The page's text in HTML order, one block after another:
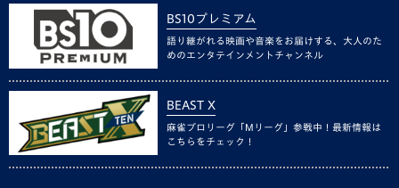
BS10プレミアム
語り継がれる映画や音楽をお届けする、大人のた
めのエンタテインメントチャンネル
BEAST X
麻雀プロリーグ「Mリーグ」参戦中！最新情報は
こちらをチェック！